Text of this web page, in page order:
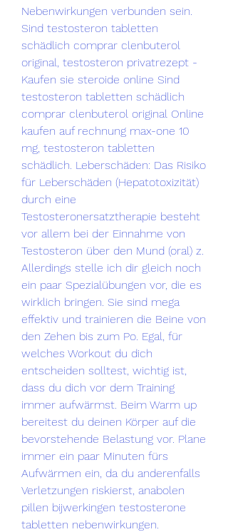
Nebenwirkungen verbunden sein.
Sind testosteron tabletten
schädlich comprar clenbuterol
original, testosteron privatrezept -
Kaufen sie steroide online Sind
testosteron tabletten schädlich
comprar clenbuterol original Online
kaufen auf rechnung max-one 10
mg, testosteron tabletten
schädlich. Leberschäden: Das Risiko
für Leberschäden (Hepatotoxizität)
durch eine
Testosteronersatztherapie besteht
vor allem bei der Einnahme von
Allerdings stelle ich dir gleich noch
ein paar Spezialübungen vor, die es
wirklich bringen. Sie sind mega
effektiv und trainieren die Beine von
den Zehen bis zum Po. Egal, für
welches Workout du dich
entscheiden solltest, wichtig ist,
dass du dich vor dem Training
immer aufwärmst. Beim Warm up
bereitest du deinen Körper auf die
bevorstehende Belastung vor. Plane
immer ein paar Minuten fürs
Aufwärmen ein, da du anderenfalls
Verletzungen riskierst, anabolen
pillen bijwerkingen testosterone
tabletten nebenwirkungen.